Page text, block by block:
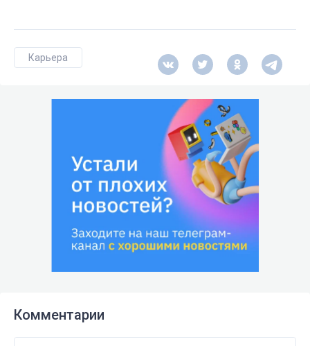
Карьера
Комментарии